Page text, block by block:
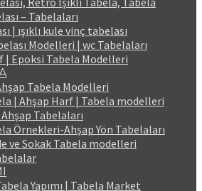
– Tabelaları
| ışıklı kule vinç tabelası
Modelleri | wc Tabelaları
| Epoksi Tabela Modelleri
Tabela Modelleri
| Ahşap Harf | Tabela modelleri
Tabelaları
Örnekleri-Ahşap Yön Tabelaları
ve Sokak Tabela modelleri
Yapımı | Tabela Market